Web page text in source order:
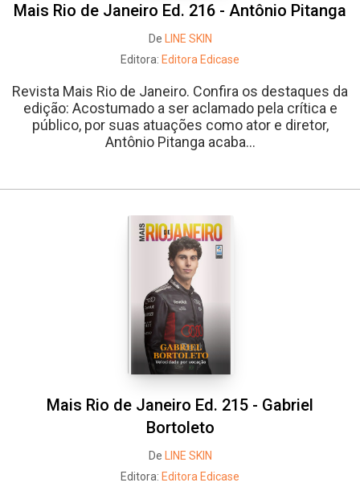
Mais Rio de Janeiro Ed. 216 - Antônio Pitanga
De
LINE SKIN
Editora: Editora Edicase
Revista Mais Rio de Janeiro. Confira os destaques da
edição: Acostumado a ser aclamado pela crítica e
público, por suas atuações como ator e diretor,
Antônio Pitanga acaba...
Mais Rio de Janeiro Ed. 215 - Gabriel
Bortoleto
De
LINE SKIN
Editora: Editora Edicase